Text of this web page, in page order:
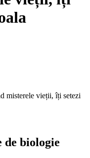
misterele vieții, îți setezi
de biologie